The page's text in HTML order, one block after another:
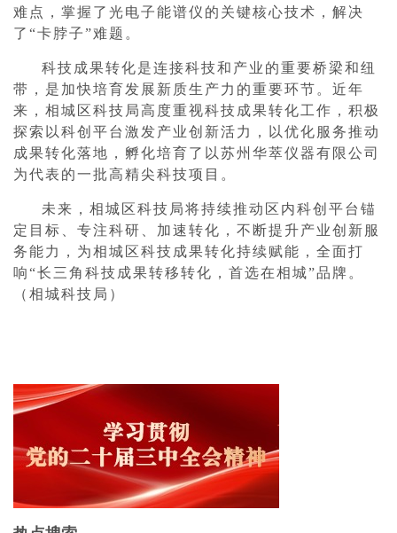
难点，掌握了光电子能谱仪的关键核心技术，解决
了“卡脖子”难题。
科技成果转化是连接科技和产业的重要桥梁和纽
带，是加快培育发展新质生产力的重要环节。近年
来，相城区科技局高度重视科技成果转化工作，积极
探索以科创平台激发产业创新活力，以优化服务推动
成果转化落地，孵化培育了以苏州华萃仪器有限公司
为代表的一批高精尖科技项目。
未来，相城区科技局将持续推动区内科创平台锚
定目标、专注科研、加速转化，不断提升产业创新服
务能力，为相城区科技成果转化持续赋能，全面打
响“长三角科技成果转移转化，首选在相城”品牌。
（相城科技局）